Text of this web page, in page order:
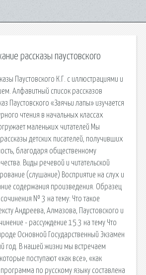
рассказы паустовского
Паустовского К.Г. с иллюстрациями и
Алфавитный список рассказов
Паустовского «Заячьи лапы» изучается
чтения в начальных классах
маленьких читателей Мы
детских писателей, получивших
благодаря общественному
Виды речевой и читательской
(слушание) Восприятие на слух и
содержания произведения. Образец
№ 3 на тему: Что такое
Андреева, Алмазова, Паустовского и
- рассуждение 15.3 на тему Что
Основной Государственный Экзамен
год. В нашей жизни мы встречаем
поступают «как все», «как
по русскому языку составлена